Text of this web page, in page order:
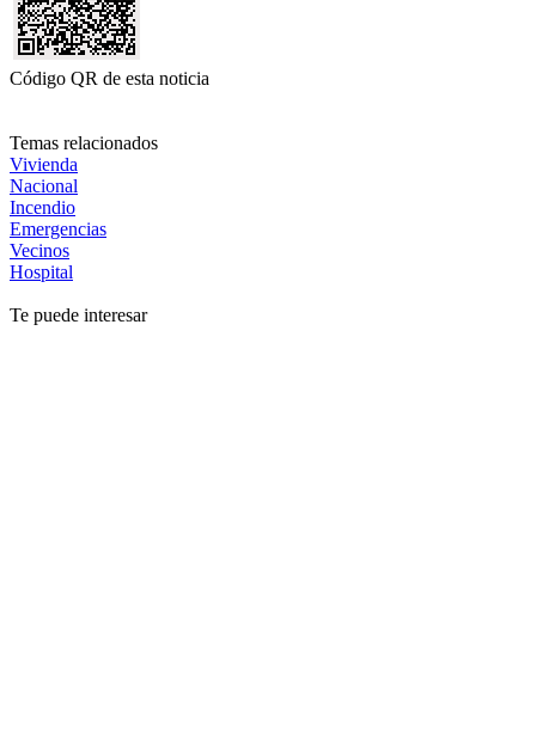
Código QR de esta noticia
Temas relacionados
Vivienda
Nacional
Incendio
Emergencias
Vecinos
Hospital
Te puede interesar